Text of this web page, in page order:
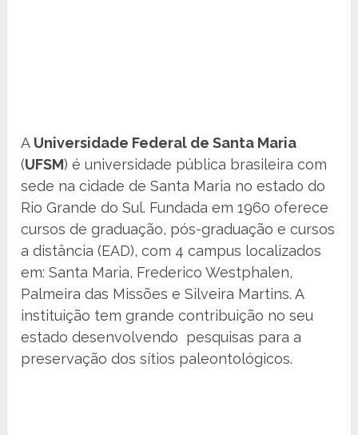
A Universidade Federal de Santa Maria
(UFSM) é universidade pública brasileira com
sede na cidade de Santa Maria no estado do
Rio Grande do Sul. Fundada em 1960 oferece
cursos de graduação, pós-graduação e cursos
a distância (EAD), com 4 campus localizados
em: Santa Maria, Frederico Westphalen,
Palmeira das Missões e Silveira Martins. A
instituição tem grande contribuição no seu
estado desenvolvendo pesquisas para a
preservação dos sítios paleontológicos.